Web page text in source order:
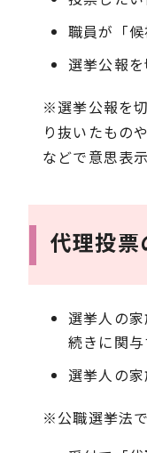
職員が「
選挙公報
※選挙公報を
り抜いたもの
などで意思表
代理投票
選挙人の
続きに関
選挙人の
※公職選挙法